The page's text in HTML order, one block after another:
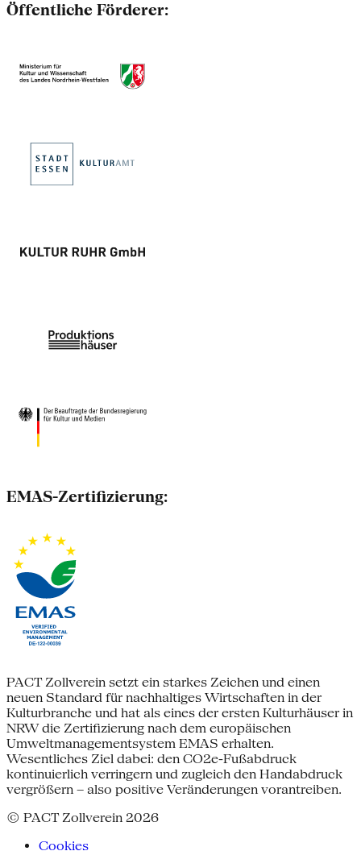
Öffentliche Förderer:
EMAS-Zertifizierung:
PACT Zollverein setzt ein starkes Zeichen und einen
neuen Standard für nachhaltiges Wirtschaften in der
Kulturbranche und hat als eines der ersten Kulturhäuser in
NRW die Zertifizierung nach dem europäischen
Umweltmanagementsystem EMAS erhalten.
Wesentliches Ziel dabei: den CO2e-Fußabdruck
kontinuierlich verringern und zugleich den Handabdruck
vergrößern – also positive Veränderungen vorantreiben.
© PACT Zollverein 2026
Cookies